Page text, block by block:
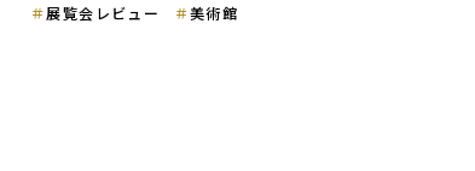
展覧会レビュー 美術館